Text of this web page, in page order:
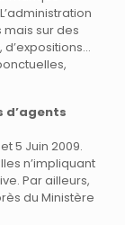
sur des
d’agents
5 Juin 2009.
n’impliquant
Par ailleurs,
du Ministère